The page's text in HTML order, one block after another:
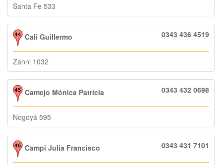
Santa Fe 533
Cali Guillermo 0343 436 4519
Zanni 1032
Camejo Mónica Patricia 0343 432 0698
Nogoyá 595
Campi Julia Francisco 0343 431 7101